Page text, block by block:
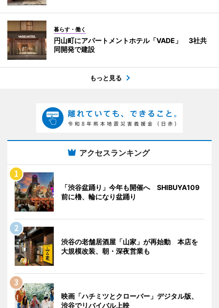
暮らす・働く
円山町にアパートメントホテル「VADE」 3社共
同開発で建設
もっと見る
アクセスランキング
「渋谷盆踊り」今年も開催へ SHIBUYA109
前に櫓、輪になり盆踊り
渋谷の老舗居酒屋「山家」が再始動 本店を
大規模改装、朝・深夜営業も
映画「ハチミツとクローバー」デジタル版、
渋谷でリバイバル上映